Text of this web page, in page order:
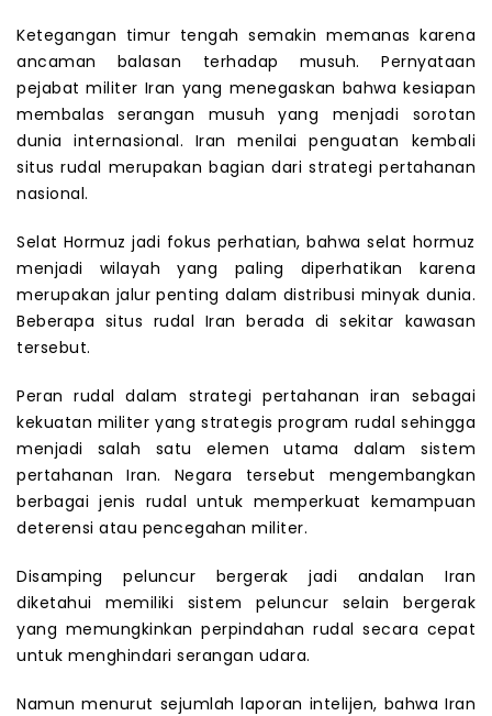
Ketegangan timur tengah semakin memanas karena
ancaman balasan terhadap musuh. Pernyataan
pejabat militer Iran yang menegaskan bahwa kesiapan
membalas serangan musuh yang menjadi sorotan
dunia internasional. Iran menilai penguatan kembali
situs rudal merupakan bagian dari strategi pertahanan
nasional.
Selat Hormuz jadi fokus perhatian, bahwa selat hormuz
menjadi wilayah yang paling diperhatikan karena
merupakan jalur penting dalam distribusi minyak dunia.
Beberapa situs rudal Iran berada di sekitar kawasan
tersebut.
Peran rudal dalam strategi pertahanan iran sebagai
kekuatan militer yang strategis program rudal sehingga
menjadi salah satu elemen utama dalam sistem
pertahanan Iran. Negara tersebut mengembangkan
berbagai jenis rudal untuk memperkuat kemampuan
deterensi atau pencegahan militer.
Disamping peluncur bergerak jadi andalan Iran
diketahui memiliki sistem peluncur selain bergerak
yang memungkinkan perpindahan rudal secara cepat
untuk menghindari serangan udara.
Namun menurut sejumlah laporan intelijen, bahwa Iran